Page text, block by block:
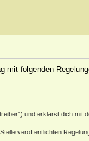
mit folgenden
und erklärst dich mit
veröffentlichten